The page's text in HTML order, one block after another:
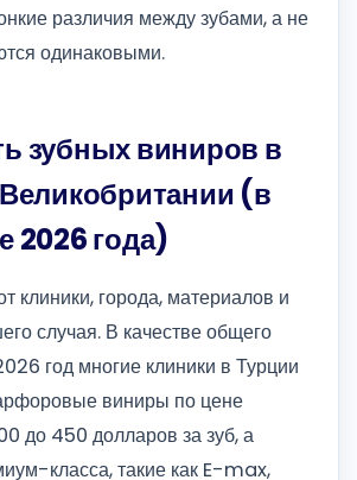
различия между зубами, а не
одинаковыми.
зубных виниров в
(в
2026 года)
клиники, города, материалов и
случая. В качестве общего
год многие клиники в Турции
виниры по цене
до 450 долларов за зуб, а
класса, такие как E-max,